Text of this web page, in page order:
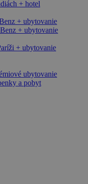
+ hotel
+ ubytovanie
+ ubytovanie
+ ubytovanie
ubytovanie
a pobyt